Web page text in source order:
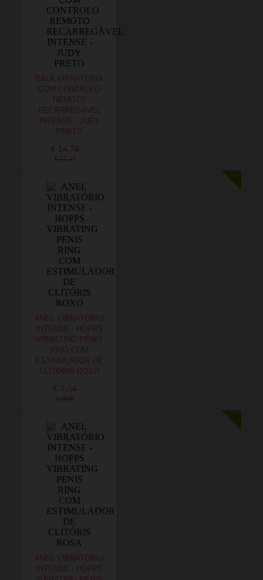
BALA VIBRATÓRIA
COM CONTROLO
REMOTO
RECARREGÁVEL
INTENSE - JUDY
PRETO
€ 14,74
€ 17,47
ANEL VIBRATÓRIO
INTENSE - HOPPS
VIBRATING PENIS
RING COM
ESTIMULADOR DE
CLITÓRIS ROXO
€ 7,54
€ 9,08
ANEL VIBRATÓRIO
INTENSE - HOPPS